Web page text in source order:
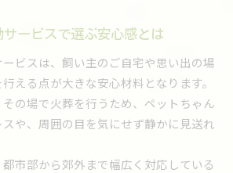
迎えるペット火葬のメリット
時の近隣配慮とマナーの基本
なら大切な別れも穏やかに
火葬で叶う穏やかな見送り体験
を移動サービスで依頼する利点
所でのペット火葬の魅力
ービスで選ぶ安心感とは
ビスは、飼い主のご自宅や思い出の場
える点が大きな安心材料となります。
の場で火葬を行うため、ペットちゃん
や、周囲の目を気にせず静かに見送れ
市部から郊外まで幅広く対応している